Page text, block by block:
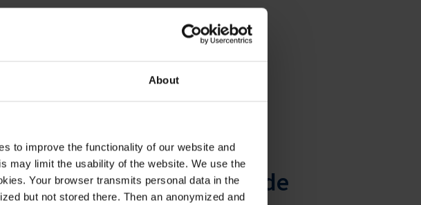
About
to improve the functionality of our website and
may limit the usability of the website. We use the
Your browser transmits personal data in the
but not stored there. Then an anonymized and
en vue du calibrage ou de